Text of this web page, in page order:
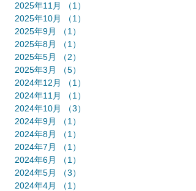
2025年11月
（1）
2025年10月
（1）
2025年9月
（1）
2025年8月
（1）
2025年5月
（2）
2025年3月
（5）
2024年12月
（1）
2024年11月
（1）
2024年10月
（3）
2024年9月
（1）
2024年8月
（1）
2024年7月
（1）
2024年6月
（1）
2024年5月
（3）
2024年4月
（1）